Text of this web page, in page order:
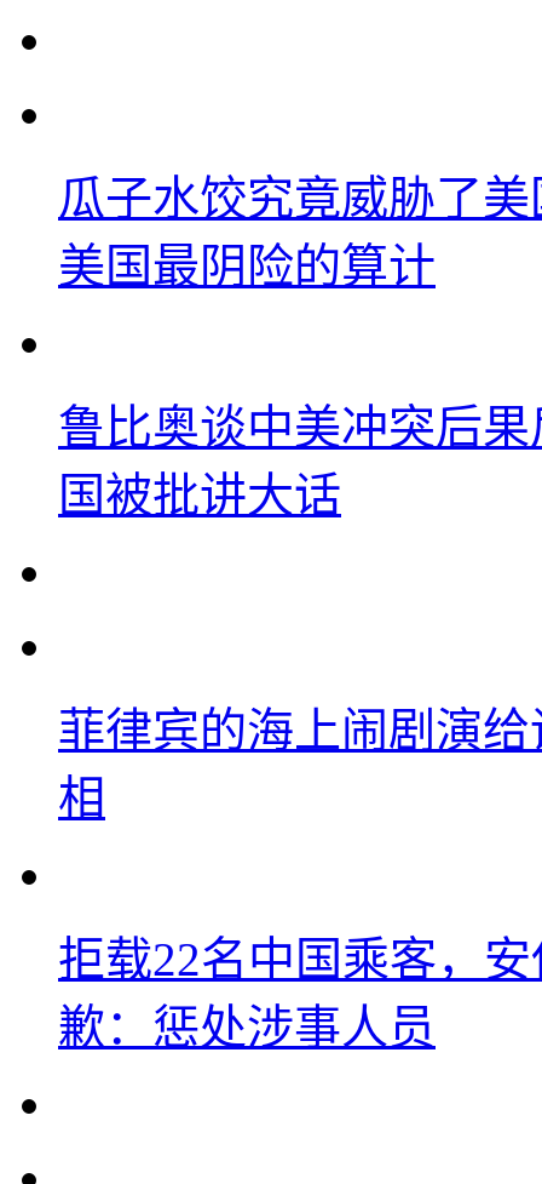
瓜子水饺究竟威胁了
美国最阴险的算计
鲁比奥谈中美冲突后
国被批讲大话
菲律宾的海上闹剧演
相
拒载22名中国乘客，
歉：惩处涉事人员